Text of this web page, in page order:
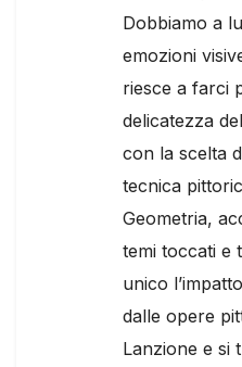
Dobbiamo a
emozioni
riesce a farci
delicatezza
con la scelta
tecnica
Geometria,
temi toccati e
unico
dalle opere
Lanzione e si